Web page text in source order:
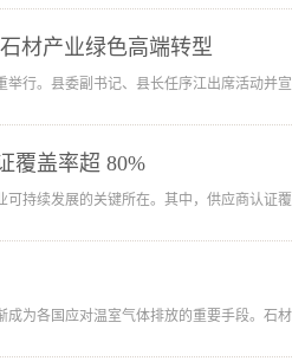
材产业绿色高端转型
行。县委副书记、县长任序江出席活动并
覆盖率超 80%
持续发展的关键所在。其中，供应商认证
为各国应对温室气体排放的重要手段。石